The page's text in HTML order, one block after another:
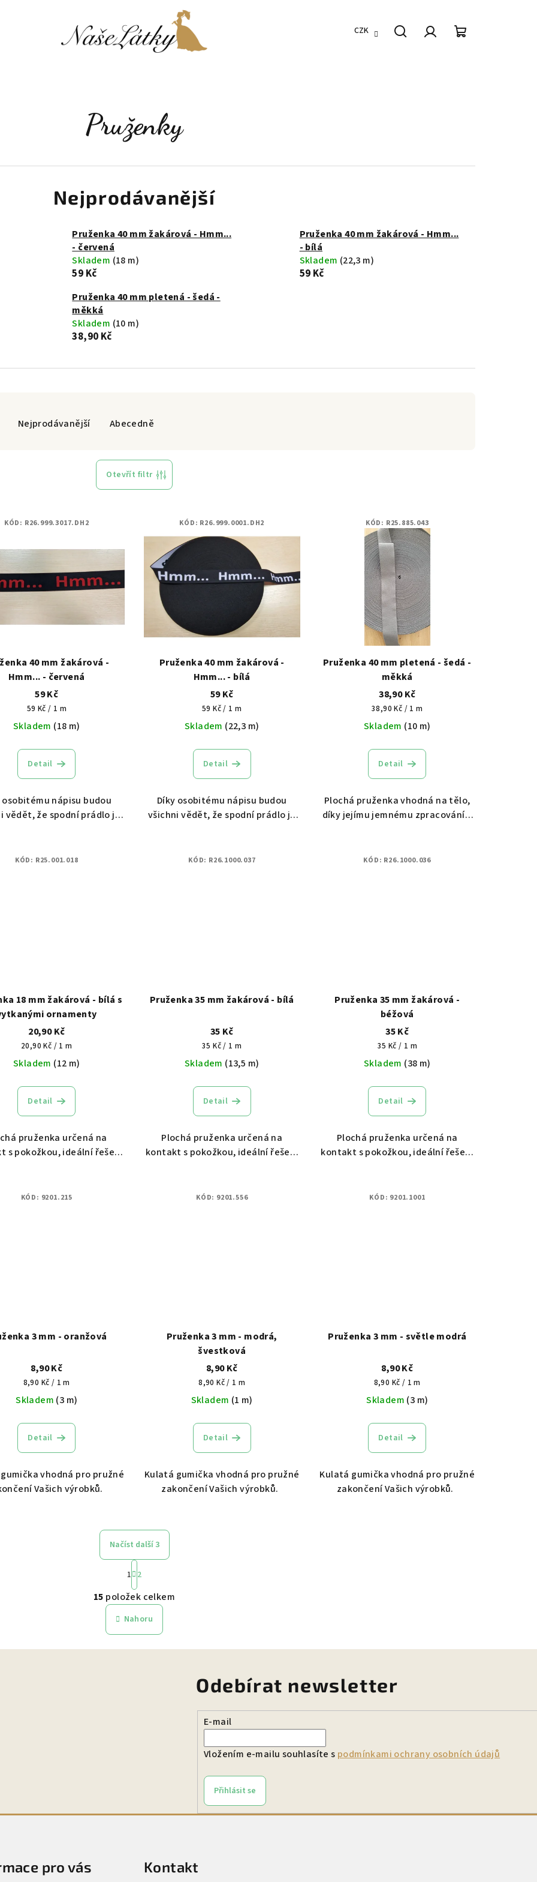
CZK
Pruženky
Nejprodávanější
Pruženka 40 mm žakárová - Hmm...
- červená
Skladem (18 m)
59 Kč
Pruženka 40 mm žakárová - Hmm...
- bílá
Skladem (22,3 m)
59 Kč
Pruženka 40 mm pletená - šedá -
měkká
Skladem (10 m)
38,90 Kč
Nejprodávanější Abecedně
Otevřít filtr
40 mm žakárová -
Hmm... - červená
59 Kč
Měrná
cena:
59 Kč / 1 m
Skladem (18 m)
Detail
osobitému nápisu budou
vědět, že spodní prádlo je
s pokožkou, ideální řešení
KÓD: R26.999.3017.DH2
Pruženka 40 mm žakárová -
Hmm... - bílá
59 Kč
Měrná
cena:
59 Kč / 1 m
Skladem (22,3 m)
Detail
Díky osobitému nápisu budou
všichni vědět, že spodní prádlo je
kontakt s pokožkou, ideální řešení
KÓD: R26.999.0001.DH2
Pruženka 40 mm pletená - šedá -
měkká
38,90 Kč
Měrná
cena:
38,90 Kč / 1 m
Skladem (10 m)
Detail
Plochá pruženka vhodná na tělo,
díky jejímu jemnému zpracování ji
Vhodná ke kontaktu s kůží.
KÓD: R25.885.043
18 mm žakárová - bílá s
ornamenty
20,90 Kč
Měrná
cena:
20,90 Kč / 1 m
Skladem (12 m)
Detail
pruženka určená na
s pokožkou, ideální řešení
KÓD: R25.001.018
Pruženka 35 mm žakárová - bílá
35 Kč
Měrná
cena:
35 Kč / 1 m
Skladem (13,5 m)
Detail
Plochá pruženka určená na
kontakt s pokožkou, ideální řešení
KÓD: R26.1000.037
Pruženka 35 mm žakárová -
béžová
35 Kč
Měrná
cena:
35 Kč / 1 m
Skladem (38 m)
Detail
Plochá pruženka určená na
kontakt s pokožkou, ideální řešení
KÓD: R26.1000.036
3 mm - oranžová
8,90 Kč
Měrná
cena:
8,90 Kč / 1 m
Skladem (3 m)
Detail
vhodná pro pružné
Vašich výrobků.
KÓD: 9201.215
Pruženka 3 mm - modrá,
švestková
8,90 Kč
Měrná
cena:
8,90 Kč / 1 m
Skladem (1 m)
Detail
Kulatá gumička vhodná pro pružné
zakončení Vašich výrobků.
KÓD: 9201.556
Pruženka 3 mm - světle modrá
8,90 Kč
Měrná
cena:
8,90 Kč / 1 m
Skladem (3 m)
Detail
Kulatá gumička vhodná pro pružné
zakončení Vašich výrobků.
KÓD: 9201.1001
O
v
l
á
Načíst další 3
S
t
r
á
n
k
o
1 2
15 položek celkem
Nahoru
Odebírat newsletter
E-mail
Vložením e-mailu souhlasíte s podmínkami ochrany osobních údajů
Přihlásit se
pro vás Kontakt